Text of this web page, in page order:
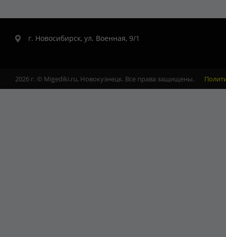
г. Новосибирск, ул. Военная, 9/1
2026 г. © Migediki.ru, Новокузнецк. Все права защищены.